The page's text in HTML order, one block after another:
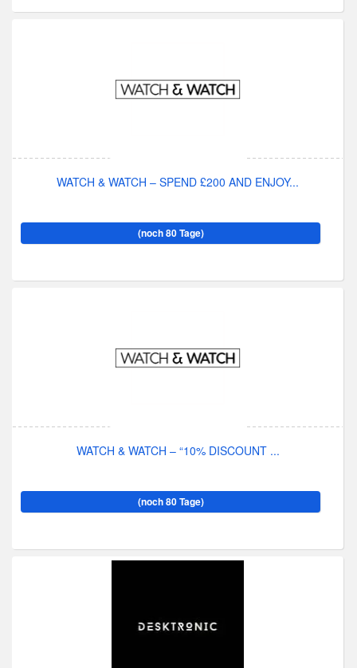
WATCH & WATCH – SPEND £200 AND ENJOY...
(noch 80 Tage)
WATCH & WATCH – “10% DISCOUNT ...
(noch 80 Tage)